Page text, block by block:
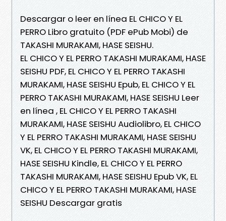
Descargar o leer en línea EL CHICO Y EL
PERRO Libro gratuito (PDF ePub Mobi) de
TAKASHI MURAKAMI, HASE SEISHU.
EL CHICO Y EL PERRO TAKASHI MURAKAMI, HASE
SEISHU PDF, EL CHICO Y EL PERRO TAKASHI
MURAKAMI, HASE SEISHU Epub, EL CHICO Y EL
PERRO TAKASHI MURAKAMI, HASE SEISHU Leer
en línea , EL CHICO Y EL PERRO TAKASHI
MURAKAMI, HASE SEISHU Audiolibro, EL CHICO
Y EL PERRO TAKASHI MURAKAMI, HASE SEISHU
VK, EL CHICO Y EL PERRO TAKASHI MURAKAMI,
HASE SEISHU Kindle, EL CHICO Y EL PERRO
TAKASHI MURAKAMI, HASE SEISHU Epub VK, EL
CHICO Y EL PERRO TAKASHI MURAKAMI, HASE
SEISHU Descargar gratis